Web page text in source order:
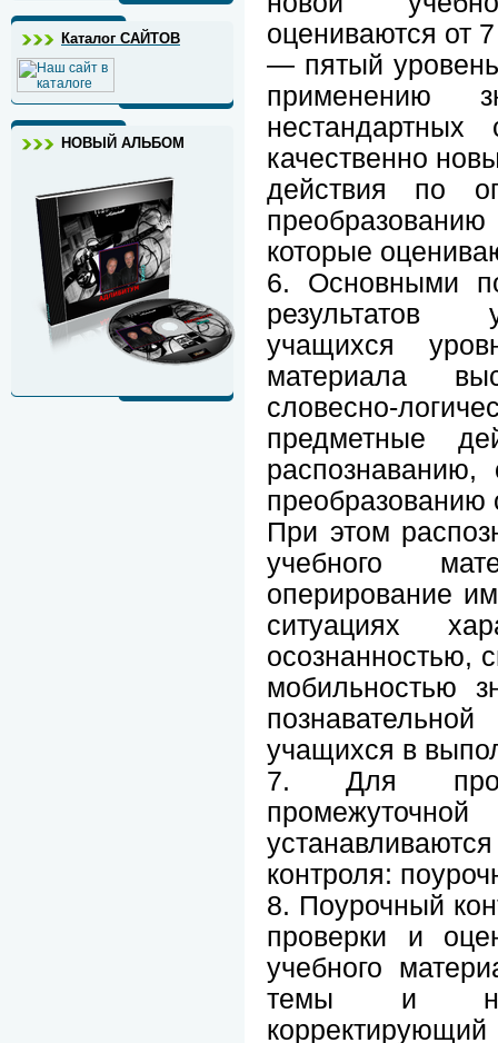
Каталог САЙТОВ
НОВЫЙ АЛЬБОМ
оцениваются от
— пятый
применению
качественно
действия по
которые
6. Основными
результатов
учащихся
материала
словесно-
предметные
преобразованию
При этом
учебного
оперирование
ситуациях
осознанностью,
мобильностью
учащихся в
7. Для
контроля:
8. Поурочный
проверки и
учебного
темы и